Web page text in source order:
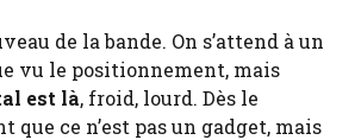
de la bande. On s’attend à un
vu le positionnement, mais
est là, froid, lourd. Dès le
que ce n’est pas un gadget, mais